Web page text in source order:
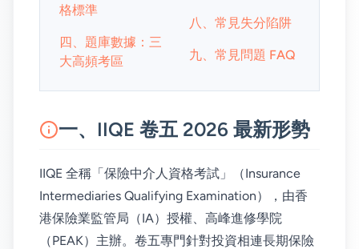
格標準
四、題庫數據：三
大高頻考區
八、常見失分陷阱
九、常見問題 FAQ
一、IIQE 卷五 2026 最新形勢
IIQE 全稱「保險中介人資格考試」（Insurance
Intermediaries Qualifying Examination），由香
港保險業監管局（IA）授權、高峰進修學院
（PEAK）主辦。卷五專門針對投資相連長期保險